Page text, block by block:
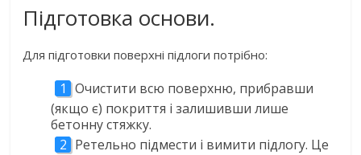
Підготовка основи.
Для підготовки поверхні підлоги потрібно:
Очистити всю поверхню, прибравши
(якщо є) покриття і залишивши лише
бетонну стяжку.
Ретельно підмести і вимити підлогу. Це